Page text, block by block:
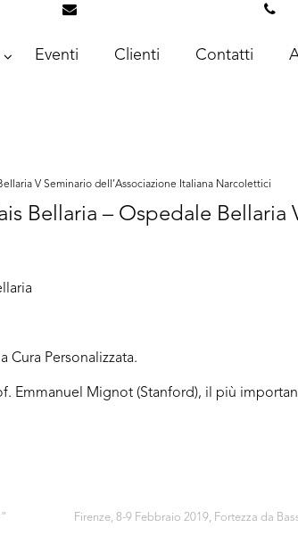
Eventi Clienti Contatti
V Seminario dell’Associazione Italiana Narcolettici
Bellaria – Ospedale Bellaria
Cura Personalizzata.
Emmanuel Mignot (Stanford), il più
Firenze, 8-9 Febbraio 2019, Fortezza da